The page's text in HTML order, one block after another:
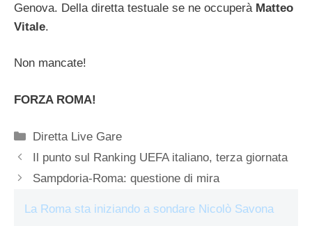
Genova. Della diretta testuale se ne occuperà Matteo
Vitale.
Non mancate!
FORZA ROMA!
Categorie
Diretta Live Gare
Il punto sul Ranking UEFA italiano, terza giornata
Sampdoria-Roma: questione di mira
La Roma sta iniziando a sondare Nicolò Savona